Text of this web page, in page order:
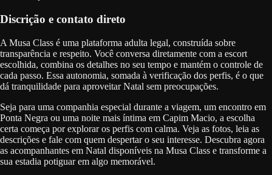
Discrição e contato direto
A Musa Class é uma plataforma adulta legal, construída sobre
transparência e respeito. Você conversa diretamente com a escort
escolhida, combina os detalhes no seu tempo e mantém o controle de
cada passo. Essa autonomia, somada à verificação dos perfis, é o que
dá tranquilidade para aproveitar Natal sem preocupações.
Seja para uma companhia especial durante a viagem, um encontro em
Ponta Negra ou uma noite mais íntima em Capim Macio, a escolha
certa começa por explorar os perfis com calma. Veja as fotos, leia as
descrições e fale com quem despertar o seu interesse. Descubra agora
as acompanhantes em Natal disponíveis na Musa Class e transforme a
sua estadia potiguar em algo memorável.